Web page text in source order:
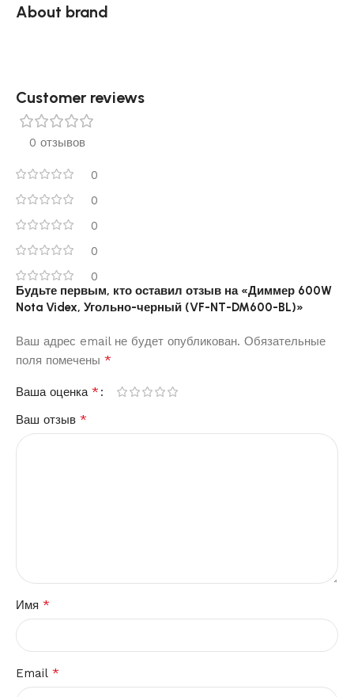
About brand
Customer reviews​
0 отзывов
0
0
0
0
0
Будьте первым, кто оставил отзыв на «Диммер 600W
Nota Videx, Угольно-черный (VF-NT-DM600-BL)»
Ваш адрес email не будет опубликован. Обязательные
поля помечены *
Ваша оценка *
Ваш отзыв *
Имя *
Email *